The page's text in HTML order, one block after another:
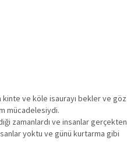
ve köle isaurayı bekler ve göz
mücadelesiydi.
zamanlardı ve insanlar gerçekten
yoktu ve günü kurtarma gibi